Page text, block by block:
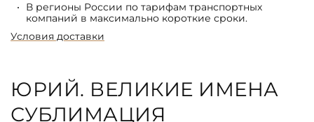
В регионы России по тарифам транспортных
компаний в максимально короткие сроки.
Условия доставки
ЮРИЙ. ВЕЛИКИЕ ИМЕНА
СУБЛИМАЦИЯ